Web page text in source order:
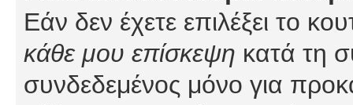
Εάν δεν έχετε επιλέξει το
κάθε μου επίσκεψη κατά τη
συνδεδεμένος μόνο για